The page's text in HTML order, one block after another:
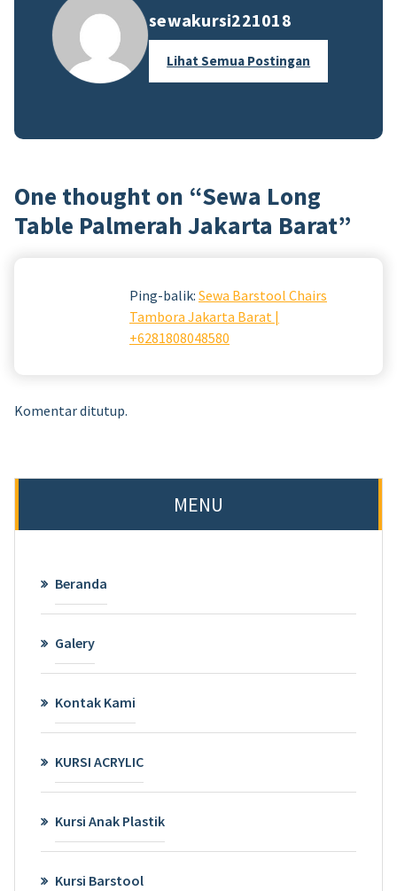
sewakursi221018
Lihat Semua Postingan
One thought on “Sewa Long
Table Palmerah Jakarta Barat”
Ping-balik: Sewa Barstool Chairs
Tambora Jakarta Barat |
+6281808048580
Komentar ditutup.
MENU
Beranda
Galery
Kontak Kami
KURSI ACRYLIC
Kursi Anak Plastik
Kursi Barstool